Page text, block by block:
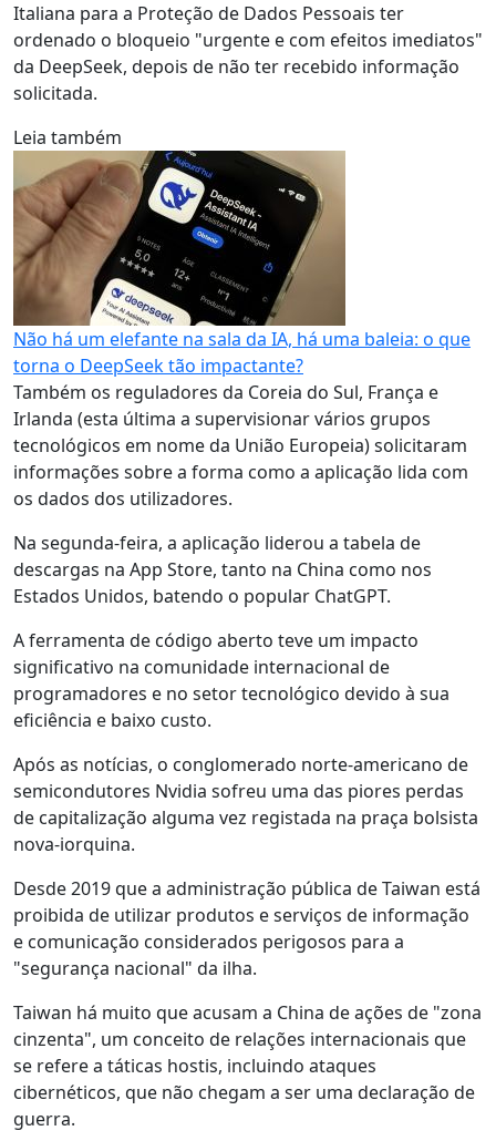
Italiana para a Proteção de Dados Pessoais ter
ordenado o bloqueio "urgente e com efeitos imediatos"
da DeepSeek, depois de não ter recebido informação
solicitada.
Leia também
Não há um elefante na sala da IA, há uma baleia: o que
torna o DeepSeek tão impactante?
Também os reguladores da Coreia do Sul, França e
Irlanda (esta última a supervisionar vários grupos
tecnológicos em nome da União Europeia) solicitaram
informações sobre a forma como a aplicação lida com
os dados dos utilizadores.
Na segunda-feira, a aplicação liderou a tabela de
descargas na App Store, tanto na China como nos
Estados Unidos, batendo o popular ChatGPT.
A ferramenta de código aberto teve um impacto
significativo na comunidade internacional de
programadores e no setor tecnológico devido à sua
eficiência e baixo custo.
Após as notícias, o conglomerado norte-americano de
semicondutores Nvidia sofreu uma das piores perdas
de capitalização alguma vez registada na praça bolsista
nova-iorquina.
Desde 2019 que a administração pública de Taiwan está
proibida de utilizar produtos e serviços de informação
e comunicação considerados perigosos para a
"segurança nacional" da ilha.
Taiwan há muito que acusam a China de ações de "zona
cinzenta", um conceito de relações internacionais que
se refere a táticas hostis, incluindo ataques
cibernéticos, que não chegam a ser uma declaração de
guerra.